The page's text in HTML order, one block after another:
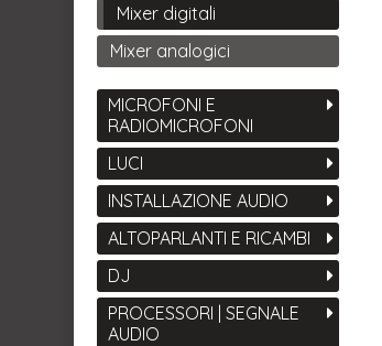
Mixer digitali
Mixer analogici
MICROFONI E
RADIOMICROFONI
LUCI
INSTALLAZIONE AUDIO
ALTOPARLANTI E RICAMBI
DJ
PROCESSORI | SEGNALE
AUDIO